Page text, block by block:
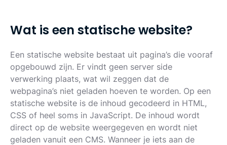
Wat is een statischewebsite?
Een statische website bestaat uit pagina’s die vooraf
opgebouwd zijn. Er vindt geen server side
verwerking plaats, wat wil zeggen dat de
webpagina’s niet geladen hoeven te worden. Op een
statische website is de inhoud gecodeerd in HTML,
CSS of heel soms in JavaScript. De inhoud wordt
direct op de website weergegeven en wordt niet
geladen vanuit een CMS. Wanneer je iets aan de